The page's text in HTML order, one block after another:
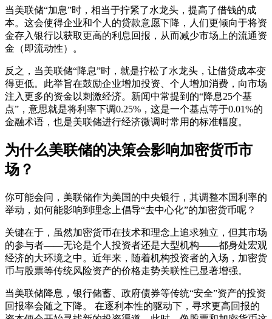
当美联储“加息”时，相当于拧紧了水龙头，提高了借钱的成
本。这会使得企业和个人的贷款意愿下降，人们更倾向于将资
金存入银行以获取更高的利息回报，从而减少市场上的流通资
金（即流动性）。
反之，当美联储“降息”时，就是拧松了水龙头，让借贷成本变
得更低。此举旨在鼓励企业增加投资、个人增加消费，向市场
注入更多的资金以刺激经济。新闻中常提到的“降息25个基
点”，意思就是将利率下调0.25%，这是一个基点等于0.01%的
金融术语，也是美联储进行经济微调时常用的标准幅度。
为什么美联储的决策会影响加密货币市
场？
你可能会问，美联储作为美国的中央银行，其调整本国利率的
举动，如何能影响到理念上倡导“去中心化”的加密货币呢？
关键在于，虽然加密货币在技术和理念上追求独立，但其市场
的参与者——无论是个人投资者还是大型机构——都身处宏观
经济的大环境之中。近年来，随着机构投资者的入场，加密货
币与股票等传统风险资产的价格走势关联性已显著增强。
当美联储降息，银行储蓄、政府债券等传统“安全”资产的投资
回报率会随之下降。 在逐利本性的驱动下，寻求更高回报的